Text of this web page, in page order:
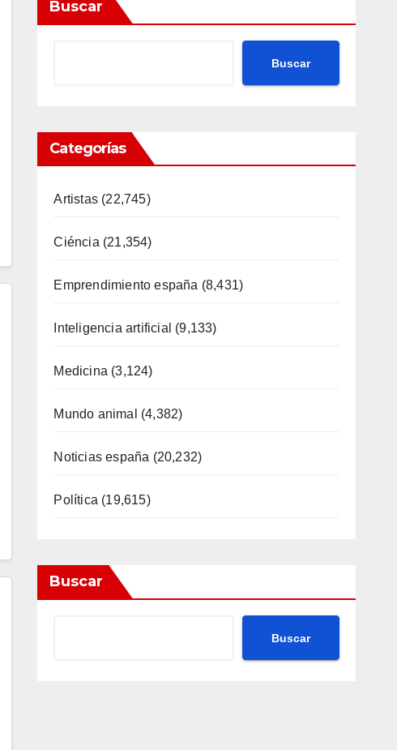
Buscar
Buscar
Categorías
Artistas(22,745)
Ciéncia (21,354)
Emprendimiento españa (8,431)
Inteligencia artificial (9,133)
Medicina (3,124)
Mundo animal (4,382)
Noticias españa (20,232)
Política (19,615)
Buscar
Buscar